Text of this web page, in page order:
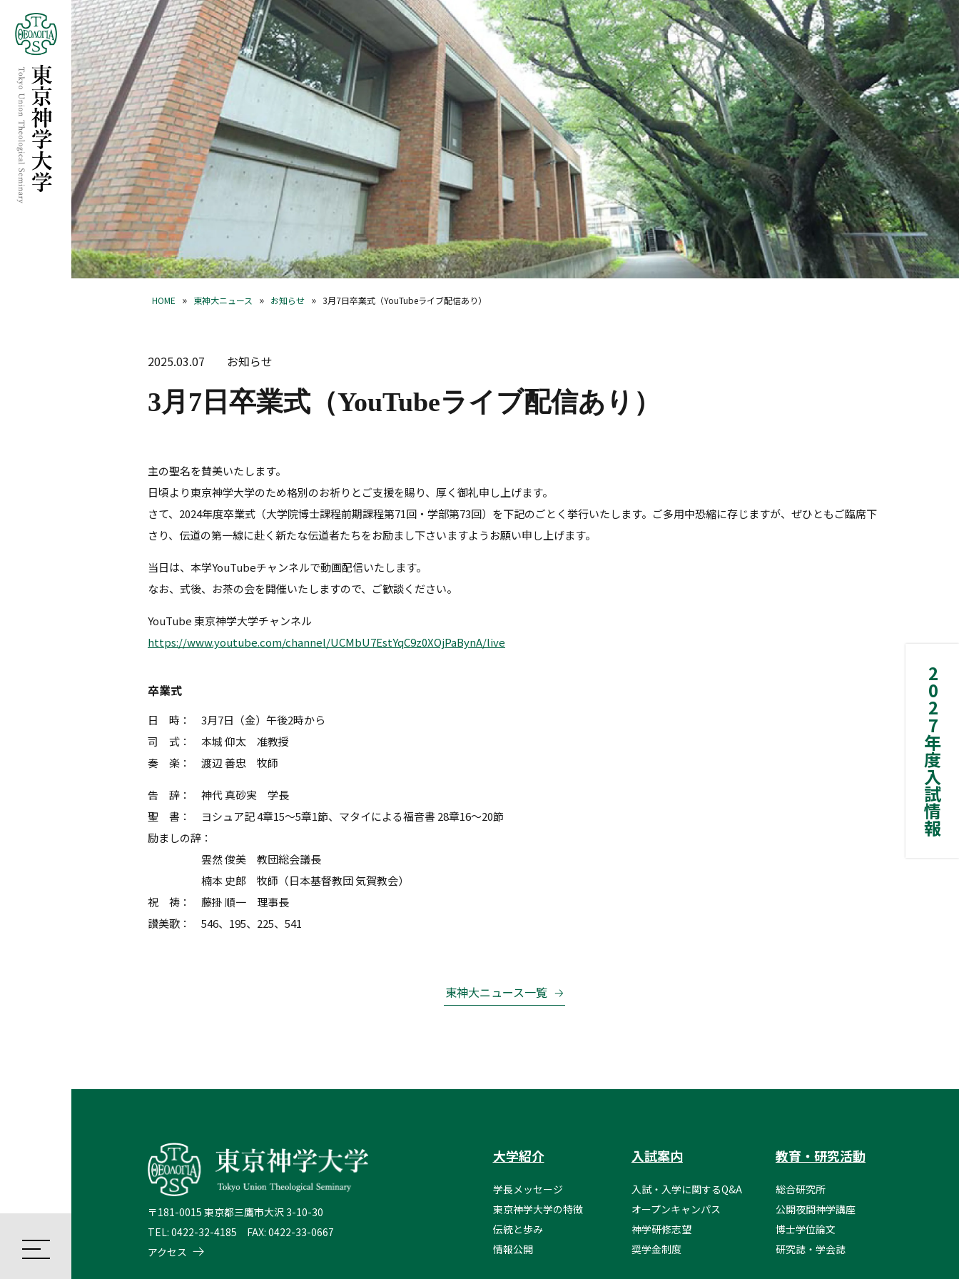
2027年度入試情報
HOME » 東神大ニュース » お知らせ » 3月7日卒業式（YouTubeライブ配信あり）
2025.03.07 お知らせ
3月7日卒業式（YouTubeライブ配信あり）
主の聖名を賛美いたします。
日頃より東京神学大学のため格別のお祈りとご支援を賜り、厚く御礼申し上げます。
さて、2024年度卒業式（大学院博士課程前期課程第71回・学部第73回）を下記のごとく挙行いたします。ご多用中恐縮に存じますが、ぜひともご臨席下
さり、伝道の第一線に赴く新たな伝道者たちをお励まし下さいますようお願い申し上げます。
当日は、本学YouTubeチャンネルで動画配信いたします。
なお、式後、お茶の会を開催いたしますので、ご歓談ください。
YouTube 東京神学大学チャンネル
https://www.youtube.com/channel/UCMbU7EstYqC9z0XOjPaBynA/live
卒業式
日 時： 3月7日（金）午後2時から
司 式： 本城 仰太 准教授
奏 楽： 渡辺 善忠 牧師
告 辞： 神代 真砂実 学長
聖 書： ヨシュア記 4章15～5章1節、マタイによる福音書 28章16～20節
励ましの辞：
雲然 俊美 教団総会議長
楠本 史郎 牧師（日本基督教団 気賀教会）
祝 祷： 藤掛 順一 理事長
讃美歌： 546、195、225、541
東神大ニュース一覧
〒181-0015 東京都三鷹市大沢 3-10-30
TEL: 0422-32-4185 FAX: 0422-33-0667
アクセス
大学紹介
学長メッセージ
東京神学大学の特徴
伝統と歩み
情報公開
入試案内
入試・入学に関するQ&A
オープンキャンパス
神学研修志望
奨学金制度
教育・研究活動
総合研究所
公開夜間神学講座
博士学位論文
研究誌・学会誌